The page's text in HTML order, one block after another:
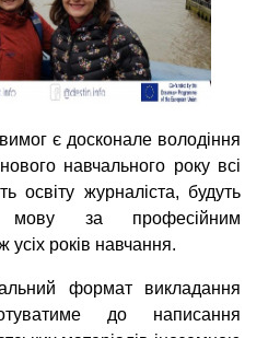
є досконале володіння
навчального року всі
освіту журналіста, будуть
мову за професійним
років навчання.
формат викладання
до написання